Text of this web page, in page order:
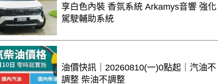
享白色內裝 香氛系統 Arkamys音響 強化
駕駛輔助系統
油價快訊｜20260810(一)0點起｜汽油不
調整 柴油不調整